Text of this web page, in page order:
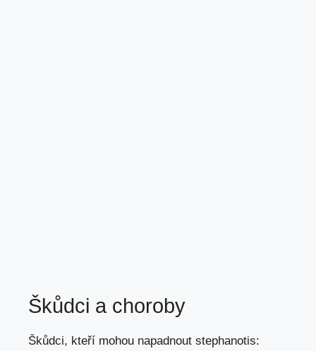
Škůdci a choroby
Škůdci, kteří mohou napadnout stephanotis: